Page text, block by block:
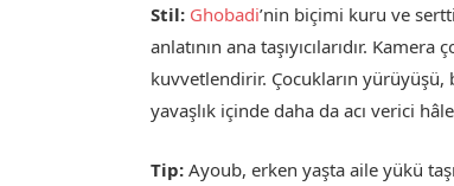
Stil: Ghobadi’nin biçimi kuru ve
anlatının ana taşıyıcılarıdır.
kuvvetlendirir. Çocukların yürüyüşü,
yavaşlık içinde daha da acı verici
Tip: Ayoub, erken yaşta aile yükü